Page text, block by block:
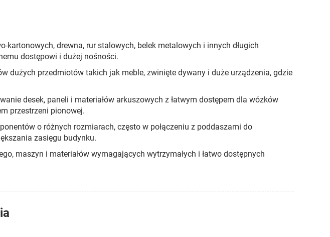
kartonowych, drewna, rur stalowych, belek metalowych i innych długich
dostępowi i dużej nośności.
dużych przedmiotów takich jak meble, zwinięte dywany i duże urządzenia, gdzie
desek, paneli i materiałów arkuszowych z łatwym dostępem dla wózków
przestrzeni pionowej.
o różnych rozmiarach, często w połączeniu z poddaszami do
zasięgu budynku.
maszyn i materiałów wymagających wytrzymałych i łatwo dostępnych